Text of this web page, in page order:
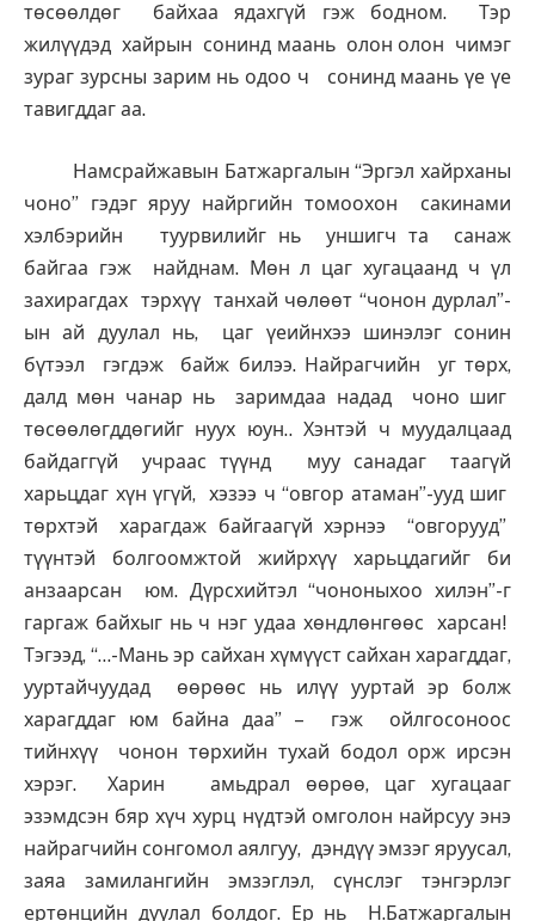
төсөөлдөг байхаа ядахгүй гэж бодном. Тэр
жилүүдэд хайрын сонинд маань олон олон чимэг
зураг зурсны зарим нь одоо ч сонинд маань үе үе
тавигддаг аа.
Намсрайжавын Батжаргалын “Эргэл хайрханы
чоно” гэдэг яруу найргийн томоохон сакинами
хэлбэрийн туурвилийг нь уншигч та санаж
байгаа гэж найднам. Мөн л цаг хугацаанд ч үл
захирагдах тэрхүү танхай чөлөөт “чонон дурлал”-
ын ай дуулал нь, цаг үеийнхээ шинэлэг сонин
бүтээл гэгдэж байж билээ. Найрагчийн уг төрх,
далд мөн чанар нь заримдаа надад чоно шиг
төсөөлөгддөгийг нуух юун.. Хэнтэй ч муудалцаад
байдаггүй учраас түүнд муу санадаг таагүй
харьцдаг хүн үгүй, хэзээ ч “овгор атаман”-ууд шиг
төрхтэй харагдаж байгаагүй хэрнээ “овгорууд”
түүнтэй болгоомжтой жийрхүү харьцдагийг би
анзаарсан юм. Дүрсхийтэл “чононыхоо хилэн”-г
гаргаж байхыг нь ч нэг удаа хөндлөнгөөс харсан!
Тэгээд, “…-Мань эр сайхан хүмүүст сайхан харагддаг,
ууртайчуудад өөрөөс нь илүү ууртай эр болж
харагддаг юм байна даа” – гэж ойлгосоноос
тийнхүү чонон төрхийн тухай бодол орж ирсэн
хэрэг. Харин амьдрал өөрөө, цаг хугацааг
эзэмдсэн бяр хүч хурц нүдтэй омголон найрсуу энэ
найрагчийн сонгомол аялгуу, дэндүү эмзэг яруусал,
заяа замилангийн эмзэглэл, сүнслэг тэнгэрлэг
ертөнцийн дуулал болдог. Ер нь Н.Батжаргалын